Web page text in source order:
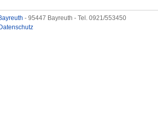
- 95447 Bayreuth - Tel. 0921/553450
Datenschutz